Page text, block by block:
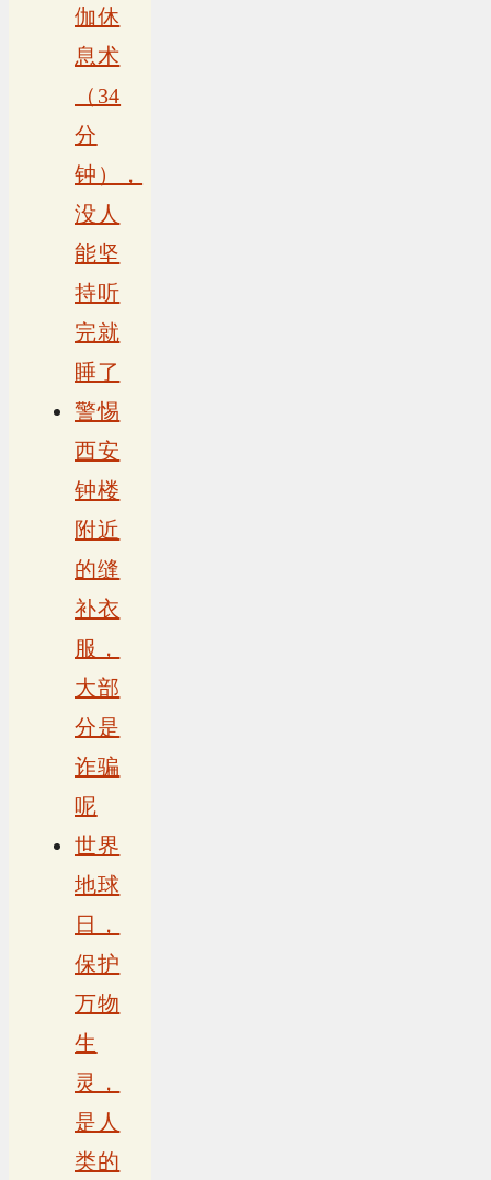
伽休
息术
（34
分
钟），
没人
能坚
持听
完就
睡了
警惕
西安
钟楼
附近
的缝
补衣
服，
大部
分是
诈骗
呢
世界
地球
日，
保护
万物
生
灵，
是人
类的